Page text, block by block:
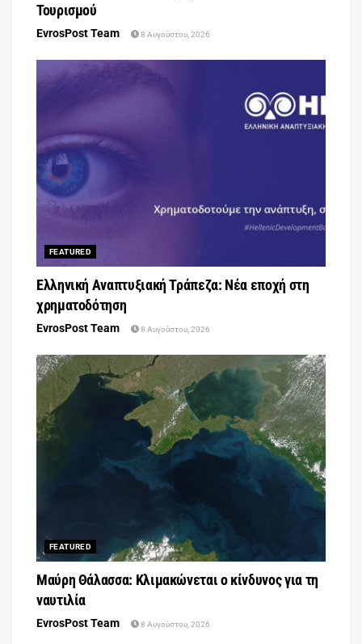
Τουρισμού
EvrosPost Team 8 Αυγούστου, 2026
FEATURED
Ελληνική Αναπτυξιακή Τράπεζα: Νέα εποχή στη
χρηματοδότηση
EvrosPost Team 8 Αυγούστου, 2026
FEATURED
Μαύρη Θάλασσα: Κλιμακώνεται ο κίνδυνος για τη
ναυτιλία
EvrosPost Team 8 Αυγούστου, 2026